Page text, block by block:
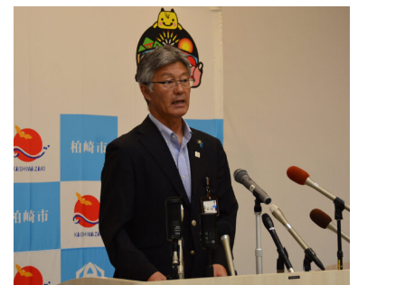
更
新
日
時
: